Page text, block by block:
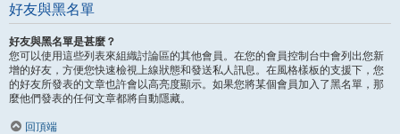
好友與黑名單
好友與黑名單是甚麼？
您可以使用這些列表來組織討論區的其他會員。在您的會員控制台中會列出您新
增的好友，方便您快速檢視上線狀態和發送私人訊息。在風格樣板的支援下，您
的好友所發表的文章也許會以高亮度顯示。如果您將某個會員加入了黑名單，那
麼他們發表的任何文章都將自動隱藏。
回頂端